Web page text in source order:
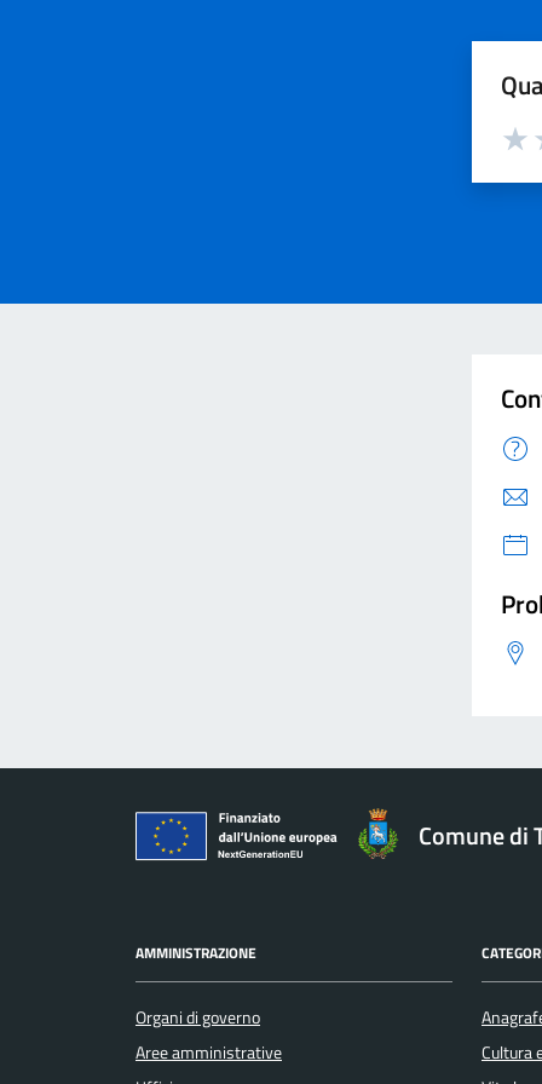
Comune di
AMMINISTRAZIONE
Organi di governo
Aree amministrative
Cultura